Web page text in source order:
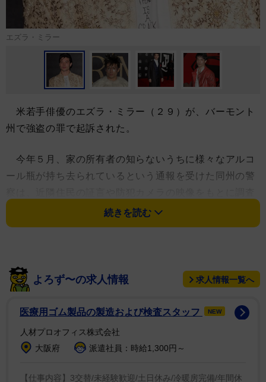
エズラ・ミラー
米若手俳優のエズラ・ミラー（２９）が、バーモント
州で強盗の罪で起訴された。
今年５月、家の所有者の知らないうちに様々なアルコ
ール瓶が持ち去られているという通報を受けた同州の警
を行った結果、エズラが告発されたと発表している。
月２６日にバーモント州高等裁判所の罪状認否に出廷す
るよう命じられたという。
ローリング・ストーン誌の調査によると、エズラはス
タンフォードの町にある自分の牧場で２５歳の３児の母
に避難所を提供していた。そこは銃規制がない無許可の
続きを読む
よろず〜の求人情報 求人情報一覧へ
医療用ゴム製品の製造および検査スタッフ NEW
人材プロオフィス株式会社
大阪府
派遣社員：時給1,300円～
【仕事内容】3交替/未経験歓迎/土日休み/冷暖房完備/年間休